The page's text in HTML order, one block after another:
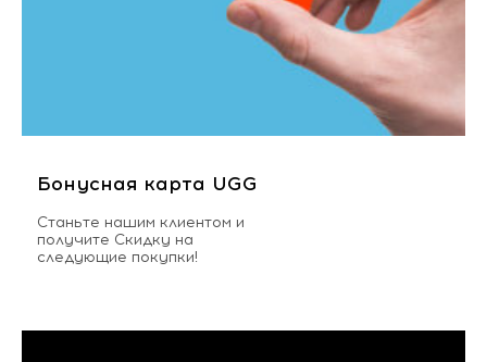
Бонусная карта UGG
Станьте нашим клиентом и
получите Скидку на
следующие покупки!